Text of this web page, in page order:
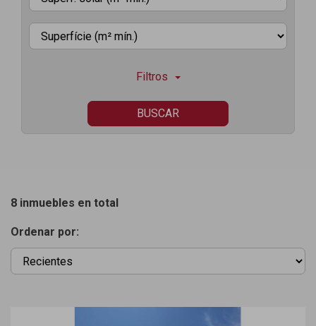
Filtros
BUSCAR
8 inmuebles en total
Ordenar por: